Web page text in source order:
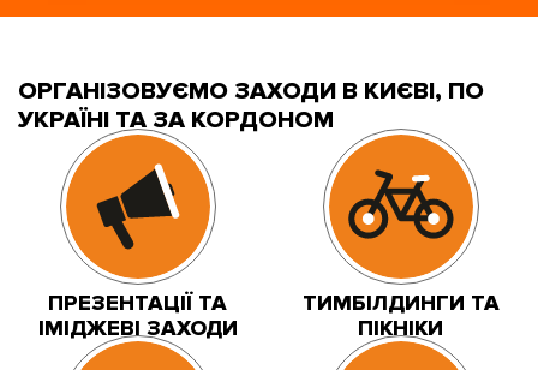
ОРГАНІЗОВУЄМО ЗАХОДИ В КИЄВІ, ПО
УКРАЇНІ ТА ЗА КОРДОНОМ
ПРЕЗЕНТАЦІЇ ТА
ІМІДЖЕВІ ЗАХОДИ
ТИМБІЛДИНГИ ТА
ПІКНІКИ